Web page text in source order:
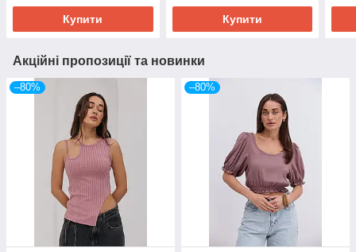
Купити Купити
Акційні пропозиції та новинки
–80% –80%